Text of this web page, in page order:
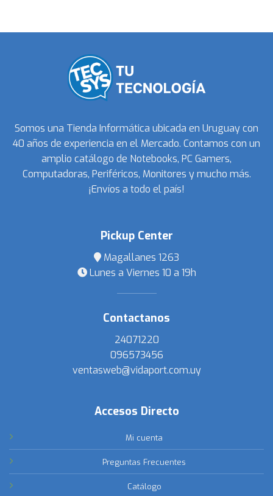
Somos una Tienda Informática ubicada en Uruguay con
40 años de experiencia en el Mercado. Contamos con un
amplio catálogo de Notebooks, PC Gamers,
Computadoras, Periféricos, Monitores y mucho más.
¡Envíos a todo el país!
Pickup Center
Magallanes 1263
Lunes a Viernes 10 a 19h
Contactanos
24071220
096573456
ventasweb@vidaport.com.uy
Accesos Directo
Mi cuenta
Preguntas Frecuentes
Catálogo